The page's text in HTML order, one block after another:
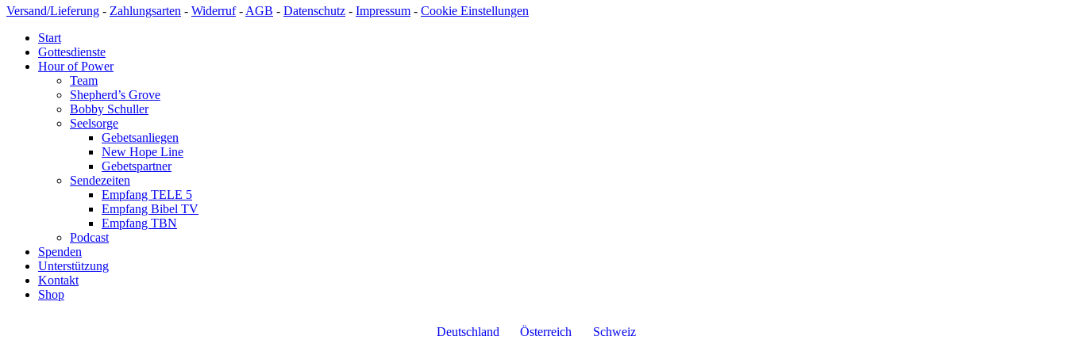
Versand/Lieferung - Zahlungsarten - Widerruf- AGB - Datenschutz - Impressum - Cookie Einstellungen
Start
Gottesdienste
Hour of Power
Team
Shepherd’s Grove
Bobby Schuller
Seelsorge
Gebetsanliegen
New Hope Line
Gebetspartner
Sendezeiten
Empfang TELE 5
Empfang Bibel TV
Empfang TBN
Podcast
Spenden
Unterstützung
Kontakt
Shop
Deutschland Österreich Schweiz